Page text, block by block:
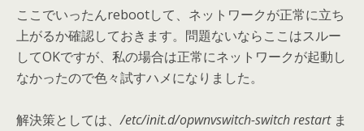
ここでいったんrebootして、ネットワークが正常に立ち
上がるか確認しておきます。問題ないならここはスルー
してOKですが、私の場合は正常にネットワークが起動し
なかったので色々試すハメになりました。
解決策としては、/etc/init.d/opwnvswitch-switch restartま